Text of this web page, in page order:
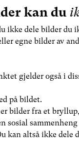
kan du
ikke dele bilder du
egne bilder av
gjelder også i
på bildet.
bilder fra et
sosial
kan altså ikke dele